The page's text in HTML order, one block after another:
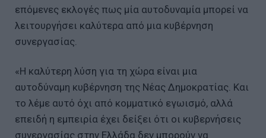
επόμενες εκλογές πως μία αυτοδυναμία μπορεί να
λειτουργήσει καλύτερα από μια κυβέρνηση
συνεργασίας.
«Η καλύτερη λύση για τη χώρα είναι μια
αυτοδύναμη κυβέρνηση της Νέας Δημοκρατίας. Και
το λέμε αυτό όχι από κομματικό εγωισμό, αλλά
επειδή η εμπειρία έχει δείξει ότι οι κυβερνήσεις
συνεργασίας στην Ελλάδα δεν μπορούν να